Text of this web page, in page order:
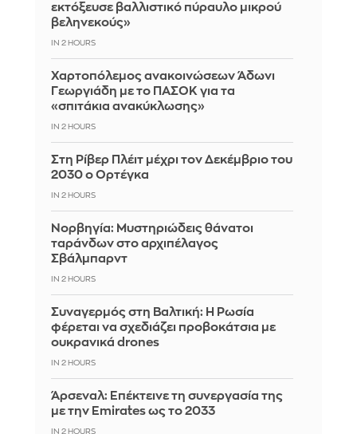
εκτόξευσε βαλλιστικό πύραυλο μικρού
βεληνεκούς»
IN 2 HOURS
Χαρτοπόλεμος ανακοινώσεων Άδωνι
Γεωργιάδη με το ΠΑΣΟΚ για τα
«σπιτάκια ανακύκλωσης»
IN 2 HOURS
Στη Ρίβερ Πλέιτ μέχρι τον Δεκέμβριο του
2030 ο Ορτέγκα
IN 2 HOURS
Νορβηγία: Μυστηριώδεις θάνατοι
ταράνδων στο αρχιπέλαγος
Σβάλμπαρντ
IN 2 HOURS
Συναγερμός στη Βαλτική: Η Ρωσία
φέρεται να σχεδιάζει προβοκάτσια με
ουκρανικά drones
IN 2 HOURS
Άρσεναλ: Επέκτεινε τη συνεργασία της
με την Emirates ως το 2033
IN 2 HOURS